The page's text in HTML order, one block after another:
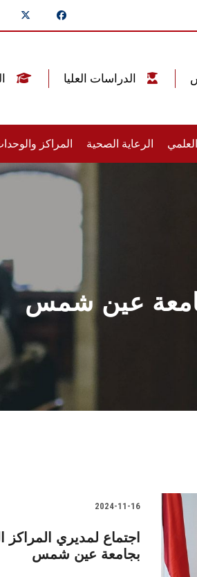
الرعاية الصحية المراكز
عين شمس
2024-11-16
اجتماع لمديري المراكز
بجامعة عين شمس